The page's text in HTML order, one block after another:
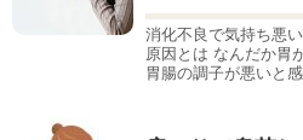
消化不良で気持ち悪
原因とは なんだか胃
胃腸の調子が悪いと